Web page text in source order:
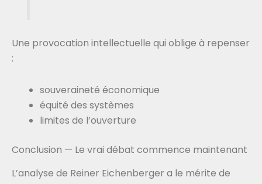
Une provocation intellectuelle qui oblige à repenser
:
souveraineté économique
équité des systèmes
limites de l’ouverture
Conclusion — Le vrai débat commence maintenant
L’analyse de Reiner Eichenberger a le mérite de